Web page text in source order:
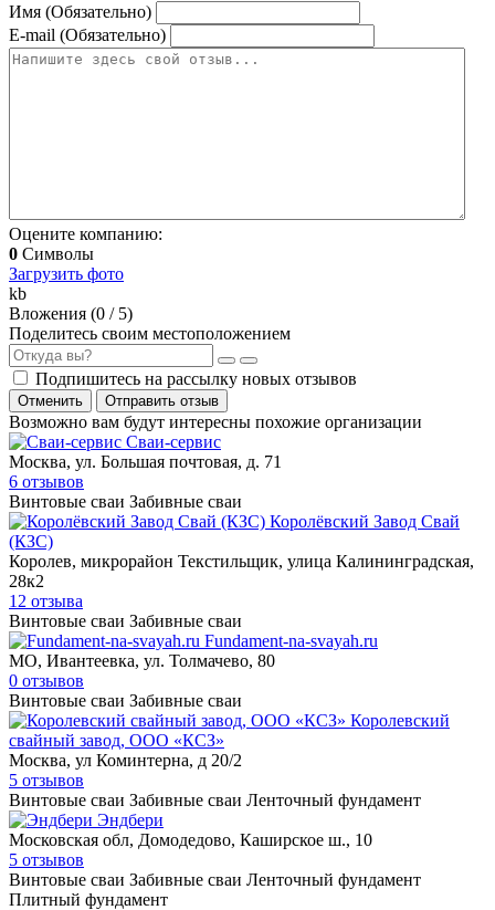
Имя (Обязательно)
E-mail (Обязательно)
Оцените компанию:
0 Символы
Загрузить фото
kb
Вложения (0 / 5)
Поделитесь своим местоположением
Подпишитесь на рассылку новых отзывов
Отменить Отправить отзыв
Возможно вам будут интересны похожие организации
Сваи-сервис
Москва, ул. Большая почтовая, д. 71
6 отзывов
Винтовые сваи Забивные сваи
Королёвский Завод Свай
(КЗС)
Королев, микрорайон Текстильщик, улица Калининградская,
28к2
12 отзыва
Винтовые сваи Забивные сваи
Fundament-na-svayah.ru
МО, Ивантеевка, ул. Толмачево, 80
0 отзывов
Винтовые сваи Забивные сваи
Королевский
свайный завод, ООО «КСЗ»
Москва, ул Коминтерна, д 20/2
5 отзывов
Винтовые сваи Забивные сваи Ленточный фундамент
Эндбери
Московская обл, Домодедово, Каширское ш., 10
5 отзывов
Винтовые сваи Забивные сваи Ленточный фундамент
Плитный фундамент